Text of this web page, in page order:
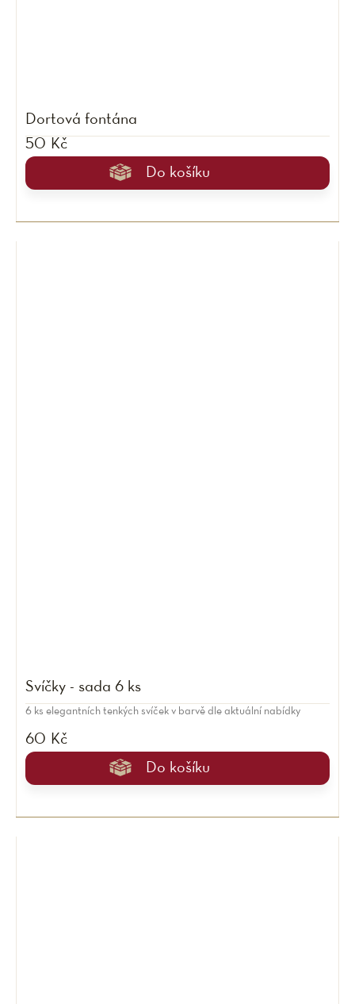
Dortová fontána
50 Kč
Do košíku
Svíčky - sada 6 ks
60 Kč
Do košíku
6 ks elegantních tenkých svíček v barvě dle aktuální nabídky